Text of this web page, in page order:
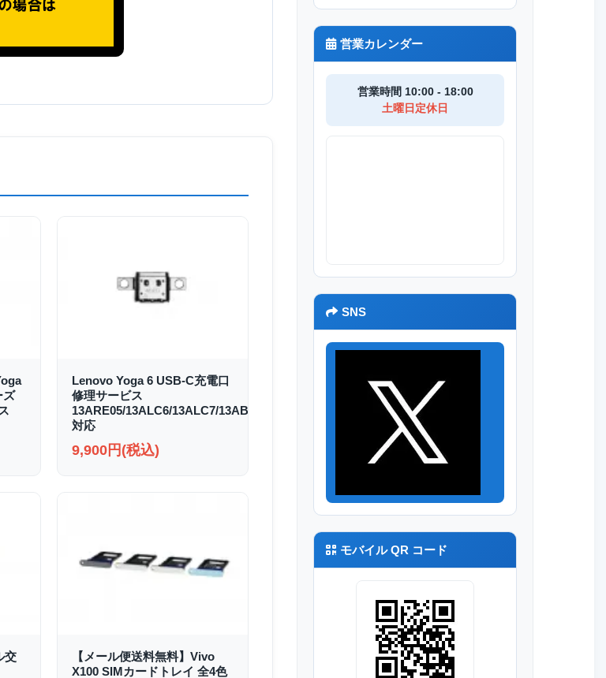
ズ
Lenovo Yoga 6 USB-C充電口
修理サービス
13ARE05/13ALC6/13ALC7/13ABR8
対応
9,900円(税込)
交
【メール便送料無料】Vivo
X100 SIMカードトレイ 全4色
営業カレンダー
営業時間 10:00 - 18:00
土曜日定休日
SNS
モバイル QR コード